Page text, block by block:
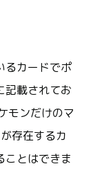
るカードでポ
記載されてお
モンだけのマ
存在するカ
ことはできま